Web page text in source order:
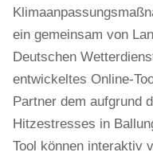
ein gemeinsam von
Deutschen
entwickeltes Online-
Partner dem aufgrund
Hitzestresses in
Tool können interaktiv